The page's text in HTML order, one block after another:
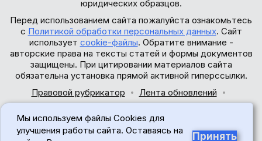
юридических образцов.
Перед использованием сайта пожалуйста ознакомьтесь
с Политикой обработки персональных данных. Сайт
использует cookie-файлы. Обратите внимание -
авторские права на тексты статей и формы документов
защищены. При цитировании материалов сайта
обязательна установка прямой активной гиперссылки.
Правовой рубрикатор
Лента обновлений
© 2017-2026
Мы используем файлы Cookies для
улучшения работы сайта. Оставаясь на
Принять